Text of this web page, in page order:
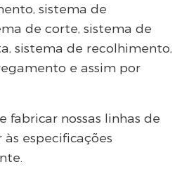
sistema de
de corte, sistema de
sistema de recolhimento,
e assim por
fabricar nossas linhas de
especificações